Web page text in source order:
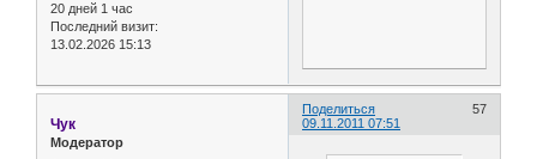
20 дней 1 час
Последний визит:
13.02.2026 15:13
Поделиться
57
09.11.2011 07:51
Чук
Модератор